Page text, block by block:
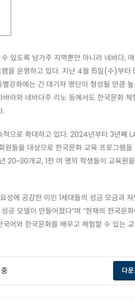
있도록 남가주 지역뿐만 아니라 네바다,
램을 운영하고 있다. 지난 4월 15일(수)부터
강좌에는 긴 대기자 명단이 형성될 만큼
라와 네바다주 리노 등에서도 한국문화 체
.
으로 확대하고 있다. 2024년부터 3년째
을 대상으로 한국문화 교육 프로그램을
20~30개교, 1천 여 명의 학생들이 교육원
성에 공감한 이민 1세대들의 성금 모금과 자
공 모델이 만들어졌다”며 “현재의 한국문
어와 한국문화를 배우고 체험할 수 있는
다